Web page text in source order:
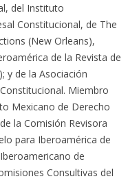
del Instituto
Constitucional, de The
(New Orleans),
de la Revista de
y de la Asociación
Miembro
Mexicano de Derecho
la Comisión Revisora
para Iberoamérica de
de
Consultivas del